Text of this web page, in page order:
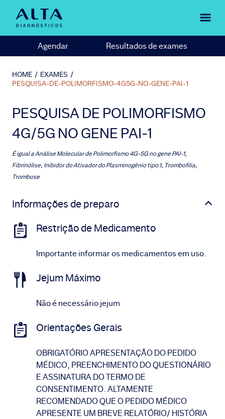
Agendar Resultados de exames
HOME / EXAMES /
PESQUISA-DE-POLIMORFISMO-4G5G-NO-GENE-PAI-1
PESQUISA DE POLIMORFISMO
4G/5G NO GENE PAI-1
É igual aAnálise Molecular de Polimorfismo 4G-5G no gene PAI-1,
Fibrinólise, Inibidor do Ativador do Plasminogênio tipo 1, Trombofilia,
Trombose
Informações de preparo
Restrição de Medicamento
Importante informar os medicamentos em uso.
Jejum Máximo
Não é necessário jejum
Orientações Gerais
OBRIGATÓRIO APRESENTAÇÃO DO PEDIDO
MÉDICO, PREENCHIMENTO DO QUESTIONÁRIO
E ASSINATURA DO TERMO DE
CONSENTIMENTO. ALTAMENTE
RECOMENDADO QUE O PEDIDO MÉDICO
APRESENTE UM BREVE RELATÓRIO/ HISTÓRIA